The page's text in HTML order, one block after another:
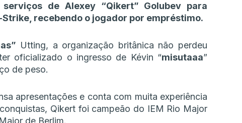
de Alexey “Qikert” Golubev para
recebendo o jogador por empréstimo.
Utting, a organização britânica não perdeu
oficializado o ingresso de Kévin “⁠misutaaa⁠”
de peso.
apresentações e conta com muita experiência
Qikert foi campeão do IEM Rio Major